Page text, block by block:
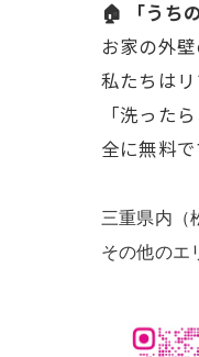
🏠 「うち
お家の外
私たちは
「洗った
全に無料
三重県内（
その他のエ